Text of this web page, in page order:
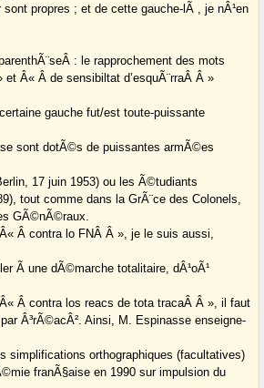
propres ; et de cette gauche-lÃ , je nÂ¹en
: le rapprochement des mots
Â« Â de sensibiltat d’esquÃ¨rraÂ Â »
gauche fut/est toute-puissante
sont dotÃ©s de puissantes armÃ©es
17 juin 1953) ou les Ã©tudiants
tout comme dans la GrÃ¨ce des Colonels,
GÃ©nÃ©raux.
Â contra lo FNÂ Â », je le suis aussi,
Ã une dÃ©marche totalitaire, dÂ¹oÃ¹
Â contra los reacs de tota tracaÂ Â », il faut
Â³rÃ©acÂ². Ainsi, M. Espinasse enseigne-
simplifications orthographiques (facultatives)
franÃ§aise en 1990 sur impulsion du